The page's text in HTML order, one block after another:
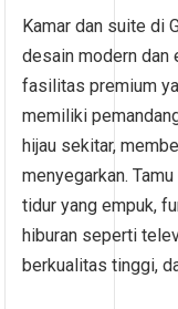
Kamar dan suite di
desain modern dan
fasilitas premium
memiliki
hijau sekitar,
menyegarkan.
tidur yang empuk,
hiburan seperti
berkualitas tinggi,